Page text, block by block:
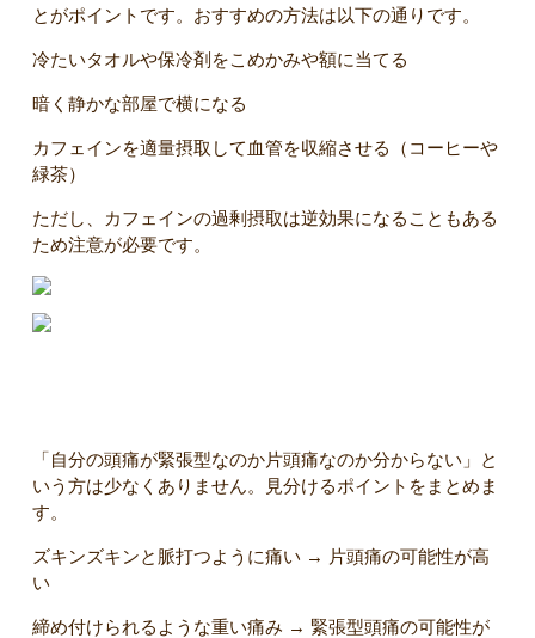
とがポイントです。おすすめの方法は以下の通りです。
冷たいタオルや保冷剤をこめかみや額に当てる
暗く静かな部屋で横になる
カフェインを適量摂取して血管を収縮させる（コーヒーや
緑茶）
ただし、カフェインの過剰摂取は逆効果になることもある
ため注意が必要です。
「自分の頭痛が緊張型なのか片頭痛なのか分からない」と
いう方は少なくありません。見分けるポイントをまとめま
す。
ズキンズキンと脈打つように痛い → 片頭痛の可能性が高
い
締め付けられるような重い痛み → 緊張型頭痛の可能性が